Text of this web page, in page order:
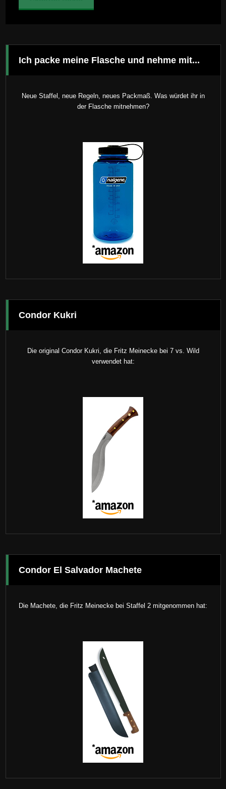
Ich packe meine Flasche und nehme mit...
Neue Staffel, neue Regeln, neues Packmaß. Was würdet ihr in
der Flasche mitnehmen?
Condor Kukri
Die original Condor Kukri, die Fritz Meinecke bei 7 vs. Wild
verwendet hat:
Condor El Salvador Machete
Die Machete, die Fritz Meinecke bei Staffel 2 mitgenommen hat: